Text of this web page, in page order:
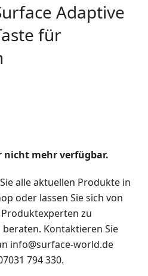
Adaptive
für
nicht mehr verfügbar.
alle aktuellen Produkte in
oder lassen Sie sich von
zu
Kontaktieren Sie
info@surface-world.de
794 330.